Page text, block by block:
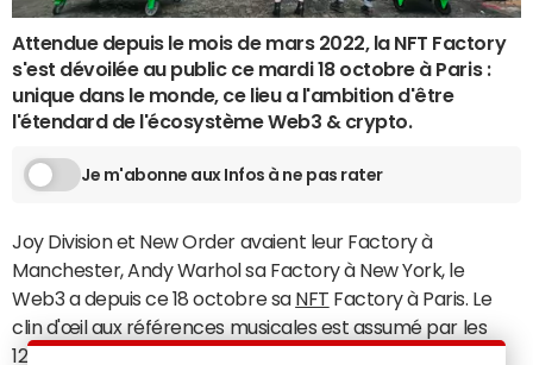
Attendue depuis le mois de mars 2022, la NFT Factory
s'est dévoilée au public ce mardi 18 octobre à Paris :
unique dans le monde, ce lieu a l'ambition d'être
l'étendard de l'écosystème Web3 & crypto.
Je m'abonne aux Infos à ne pas rater
Joy Division et New Order avaient leur Factory à
Manchester, Andy Warhol sa Factory à New York, le
Web3 a depuis ce 18 octobre sa NFT Factory à Paris. Le
clin d'œil aux références musicales est assumé par les
128 fondateurs du lieu, représentés en cette journée